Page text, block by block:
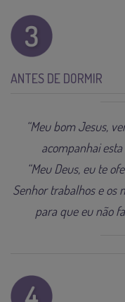
ANTES DE DORMIR
“Meu bom Jesus,
acompanhai
“Meu Deus, eu te
Senhor trabalhos e os
para que eu não